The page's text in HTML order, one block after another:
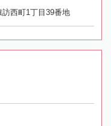
西町1丁目39番地